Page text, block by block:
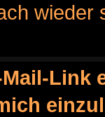
wieder
Link